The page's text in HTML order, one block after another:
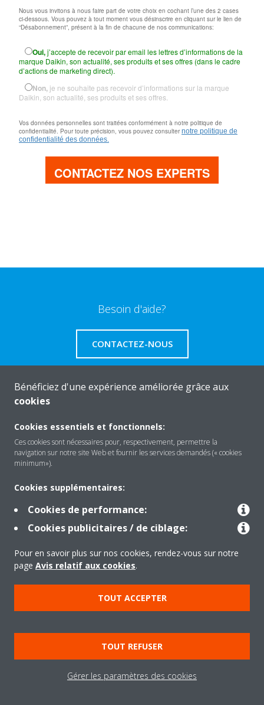
Besoin d'aide?
CONTACTEZ-NOUS
Solutions
Contact
Outils
Copyright © Daikin
Mentions légales
Avis relatif aux cookies
Politique de Protection des Données
Éthique de l'entreprise
Directives sur la "Nétiquette"
Bénéficiez d'une expérience améliorée grâce aux
cookies
Cookies essentiels et fonctionnels:
Ces cookies sont nécessaires pour, respectivement, permettre la
navigation sur notre site Web et fournir les services demandés (« cookies
minimum»).
Cookies supplémentaires:
Cookies de performance:
Cookies publicitaires / de ciblage:
Pour en savoir plus sur nos cookies, rendez-vous sur notre
page Avis relatif aux cookies.
TOUT ACCEPTER
TOUT REFUSER
Gérer les paramètres des cookies